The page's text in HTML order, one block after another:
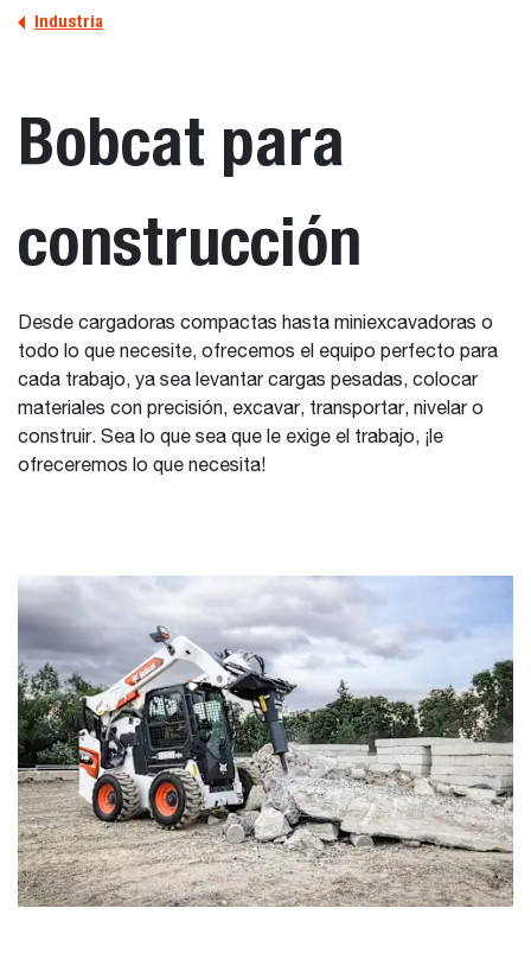
Industria
Bobcat para
construcción
Desde cargadoras compactas hasta miniexcavadoras o
todo lo que necesite, ofrecemos el equipo perfecto para
cada trabajo, ya sea levantar cargas pesadas, colocar
materiales con precisión, excavar, transportar, nivelar o
construir. Sea lo que sea que le exige el trabajo, ¡le
ofreceremos lo que necesita!